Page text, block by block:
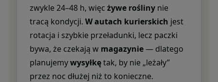
zwykle 24–48 h, więc żywe rośliny nie
tracą kondycji. W autach kurierskich jest
rotacja i szybkie przeładunki, lecz paczki
bywa, że czekają w magazynie— dlatego
planujemywysyłkętak, by nie „leżały”
przez noc dłużej niż to konieczne.